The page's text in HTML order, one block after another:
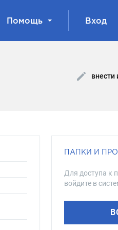
Помощь Вход
внести
ПАПКИ И
Для доступа к
войдите в